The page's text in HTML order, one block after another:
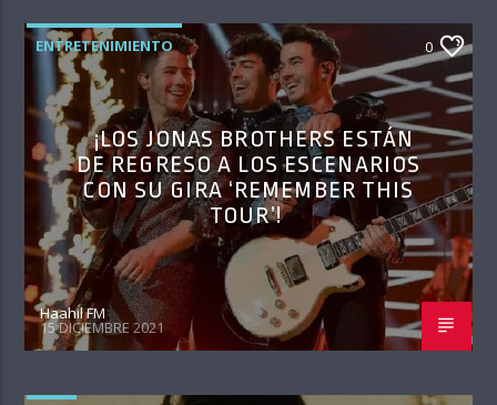
ENTRETENIMIENTO 0
¡LOS JONAS BROTHERS ESTÁN
DE REGRESO A LOS ESCENARIOS
CON SU GIRA ‘REMEMBER THIS
TOUR’!
Haahil FM
15 DICIEMBRE 2021